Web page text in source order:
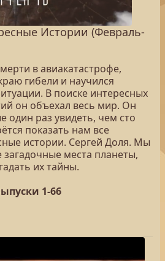
Истории (Февраль-
в авиакатастрофе,
гибели и научился
В поиске интересных
он объехал весь мир. Он
один раз увидеть, чем сто
показать нам все
истории. Сергей Доля. Мы
места планеты,
их тайны.
1-66